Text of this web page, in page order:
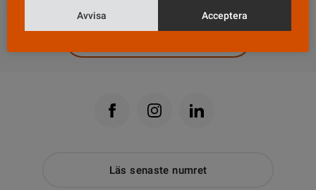
Läs senaste numret
Avvisa Acceptera